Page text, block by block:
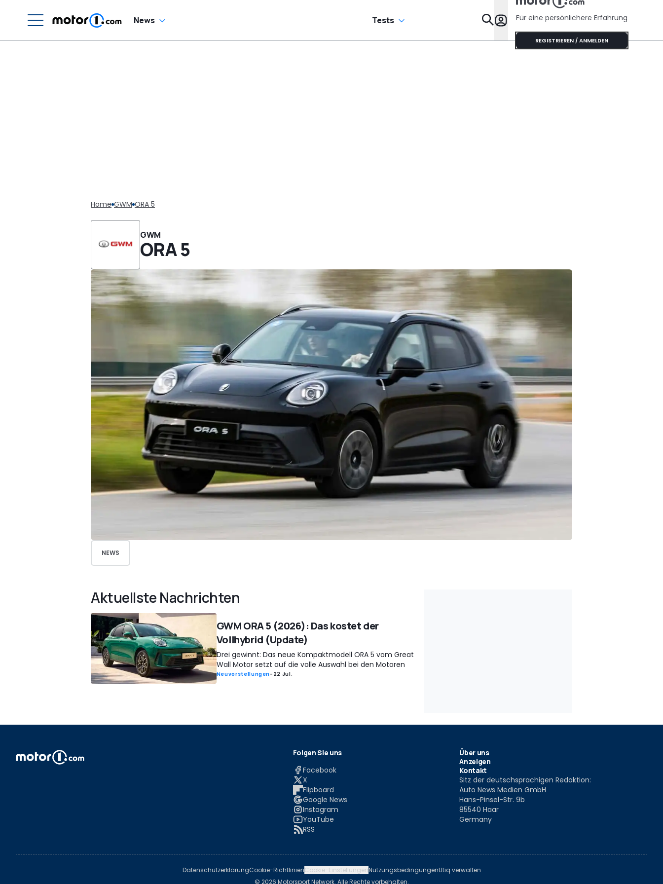
News Tests Specials
Für eine persönlichere Erfahrung
REGISTRIEREN / ANMELDEN
Home GWM ORA 5
GWM
ORA 5
NEWS
Aktuellste Nachrichten
GWM ORA 5 (2026): Das kostet der
Vollhybrid (Update)
Drei gewinnt: Das neue Kompaktmodell ORA 5 vom Great
Wall Motor setzt auf die volle Auswahl bei den Motoren
Neuvorstellungen- 22 Jul.
Folgen Sie uns
Facebook
X
Flipboard
Google News
Instagram
YouTube
RSS
Über uns
Anzeigen
Kontakt
Sitz der deutschsprachigen Redaktion:
Auto News Medien GmbH
Hans-Pinsel-Str. 9b
85540 Haar
Germany
DatenschutzerklärungCookie-RichtlinienCookie-EinstellungenNutzungsbedingungenUtiq verwalten
© 2026 Motorsport Network. Alle Rechte vorbehalten.